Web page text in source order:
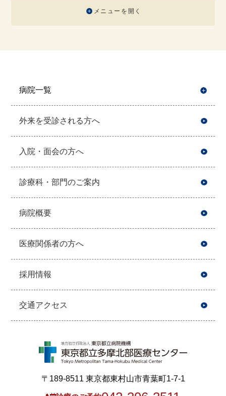
メニューを開く
病院一覧
外来を受診される方へ
入院・面会の方へ
診療科・部門のご案内
病院概要
医療関係者の方へ
採用情報
交通アクセス
〒189-8511 東京都東村山市青葉町1-7-1